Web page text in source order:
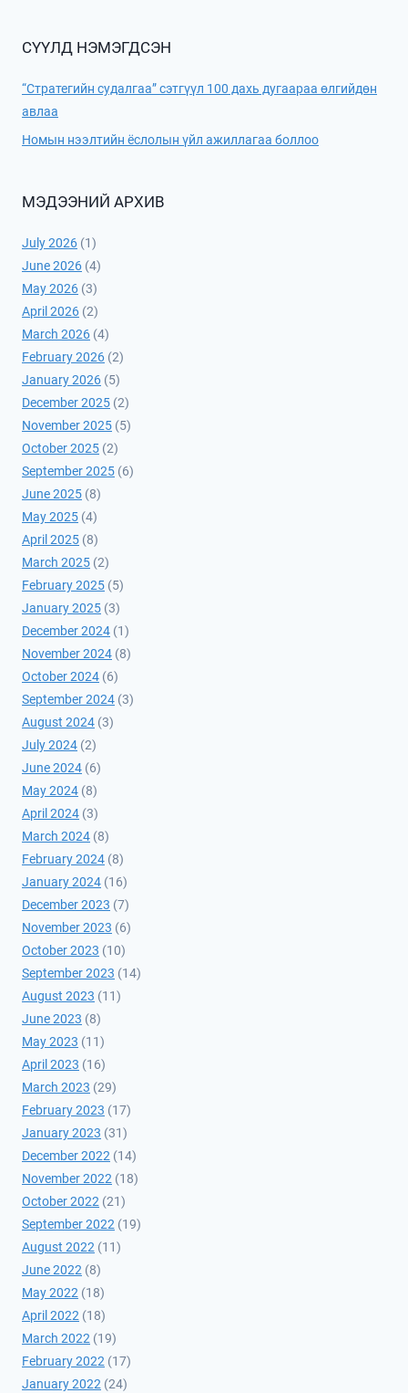
СҮҮЛД НЭМЭГДСЭН
“Стратегийн судалгаа” сэтгүүл 100 дахь дугаараа өлгийдөн
авлаа
Номын нээлтийн ёслолын үйл ажиллагаа боллоо
МЭДЭЭНИЙ АРХИВ
July 2026 (1)
June 2026 (4)
May 2026 (3)
April 2026 (2)
March 2026 (4)
February 2026 (2)
January 2026 (5)
December 2025 (2)
November 2025 (5)
October 2025 (2)
September 2025 (6)
June 2025 (8)
May 2025 (4)
April 2025 (8)
March 2025 (2)
February 2025 (5)
January 2025 (3)
December 2024 (1)
November 2024 (8)
October 2024 (6)
September 2024 (3)
August 2024 (3)
July 2024 (2)
June 2024 (6)
May 2024 (8)
April 2024 (3)
March 2024 (8)
February 2024 (8)
January 2024 (16)
December 2023 (7)
November 2023 (6)
October 2023 (10)
September 2023 (14)
August 2023 (11)
June 2023 (8)
May 2023 (11)
April 2023 (16)
March 2023 (29)
February 2023 (17)
January 2023 (31)
December 2022 (14)
November 2022 (18)
October 2022 (21)
September 2022 (19)
August 2022 (11)
June 2022 (8)
May 2022 (18)
April 2022 (18)
March 2022 (19)
February 2022 (17)
January 2022 (24)